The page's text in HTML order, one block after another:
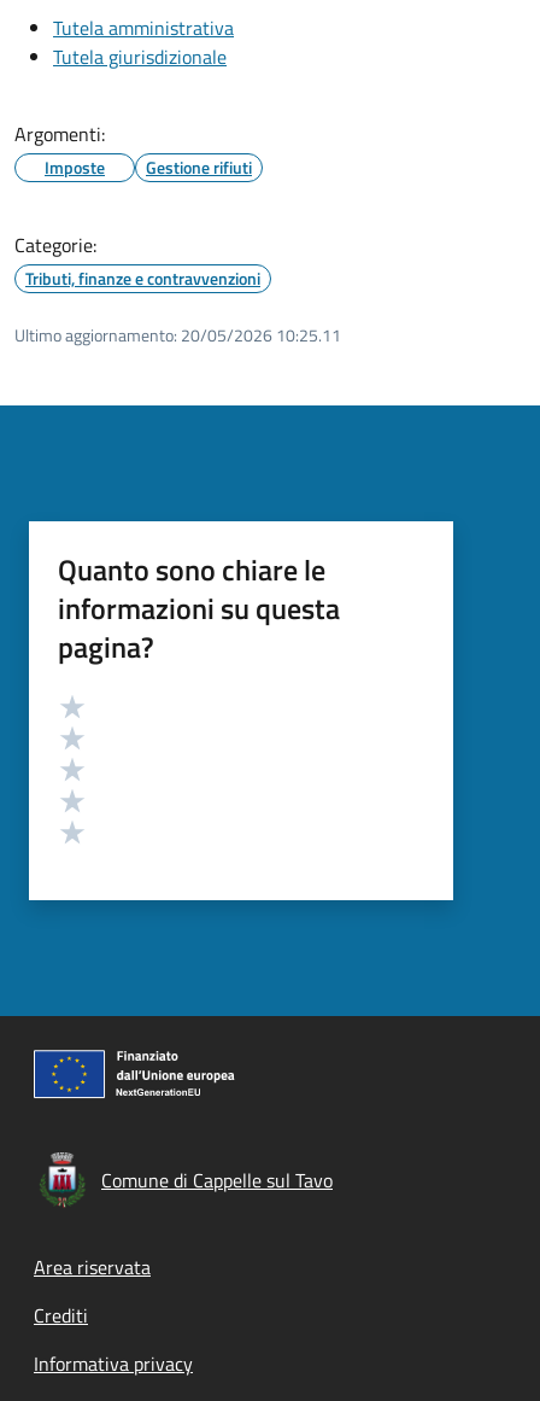
Tutela amministrativa
Tutela giurisdizionale
Argomenti:
Imposte Gestione rifiuti
Categorie:
Tributi, finanze e contravvenzioni
Ultimo aggiornamento: 20/05/2026 10:25.11
Quanto sono chiare le
informazioni su questa
pagina?
Valutazione
Comune di Cappelle sul Tavo
Footer menu
Area riservata
Crediti
Informativa privacy